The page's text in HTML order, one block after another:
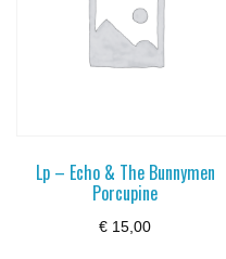
Lp – Echo & The Bunnymen
Porcupine
€ 15,00